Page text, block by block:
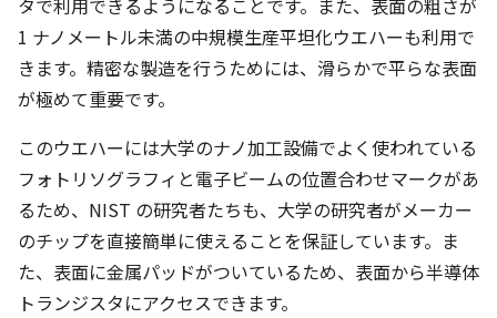
タで利用できるようになることです。また、表面の粗さが
1 ナノメートル未満の中規模生産平坦化ウエハーも利用で
きます。精密な製造を行うためには、滑らかで平らな表面
が極めて重要です。
このウエハーには大学のナノ加工設備でよく使われている
フォトリソグラフィと電子ビームの位置合わせマークがあ
るため、NIST の研究者たちも、大学の研究者がメーカー
のチップを直接簡単に使えることを保証しています。ま
た、表面に金属パッドがついているため、表面から半導体
トランジスタにアクセスできます。